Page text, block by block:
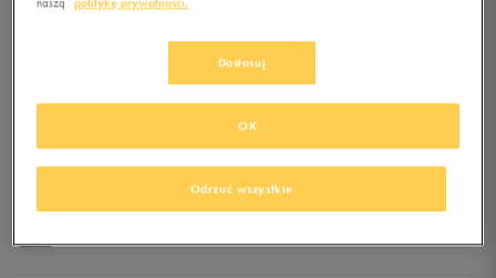
ADIDAS ADILETTE
(cena bezpośrednio przed promocją)
116,99złz Vat
Dostosuj
Odrzuć wszystkie
OK